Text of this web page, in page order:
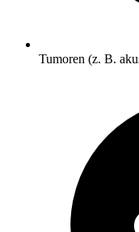
Tumoren (z. B.